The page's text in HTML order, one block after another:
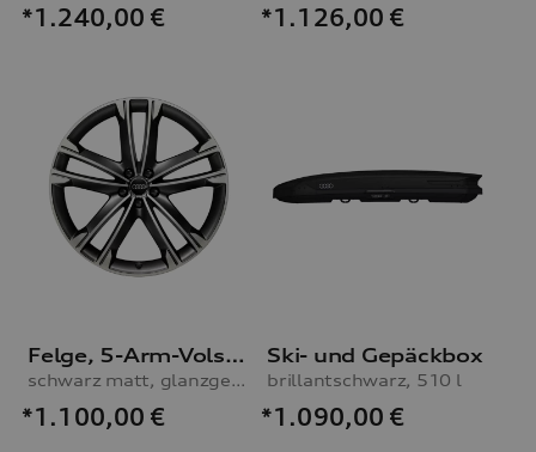
*1.240,00 € *1.126,00 €
Felge, 5-Arm-Volsella
schwarz matt, glanzgedreht, 10,0Jx22
*1.100,00 €
Ski- und Gepäckbox
brillantschwarz, 510 l
*1.090,00 €